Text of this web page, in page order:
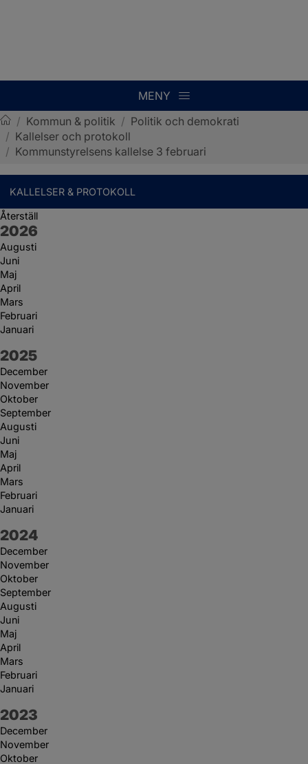
MENY
Sotenäs kommun
/ Kommun & politik / Politik och demokrati
/ Kallelser och protokoll
/ Kommunstyrelsens kallelse 3 februari
KALLELSER & PROTOKOLL
Återställ
År:
2026
Augusti
Juni
Maj
April
Mars
Februari
Januari
År:
2025
December
November
Oktober
September
Augusti
Juni
Maj
April
Mars
Februari
Januari
År:
2024
December
November
Oktober
September
Augusti
Juni
Maj
April
Mars
Februari
Januari
År:
2023
December
November
Oktober